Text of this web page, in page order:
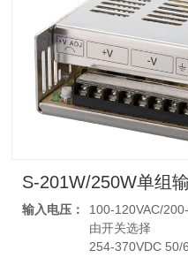
输入电压：
100-120VAC/
由开关选择
254-370VDC 50/